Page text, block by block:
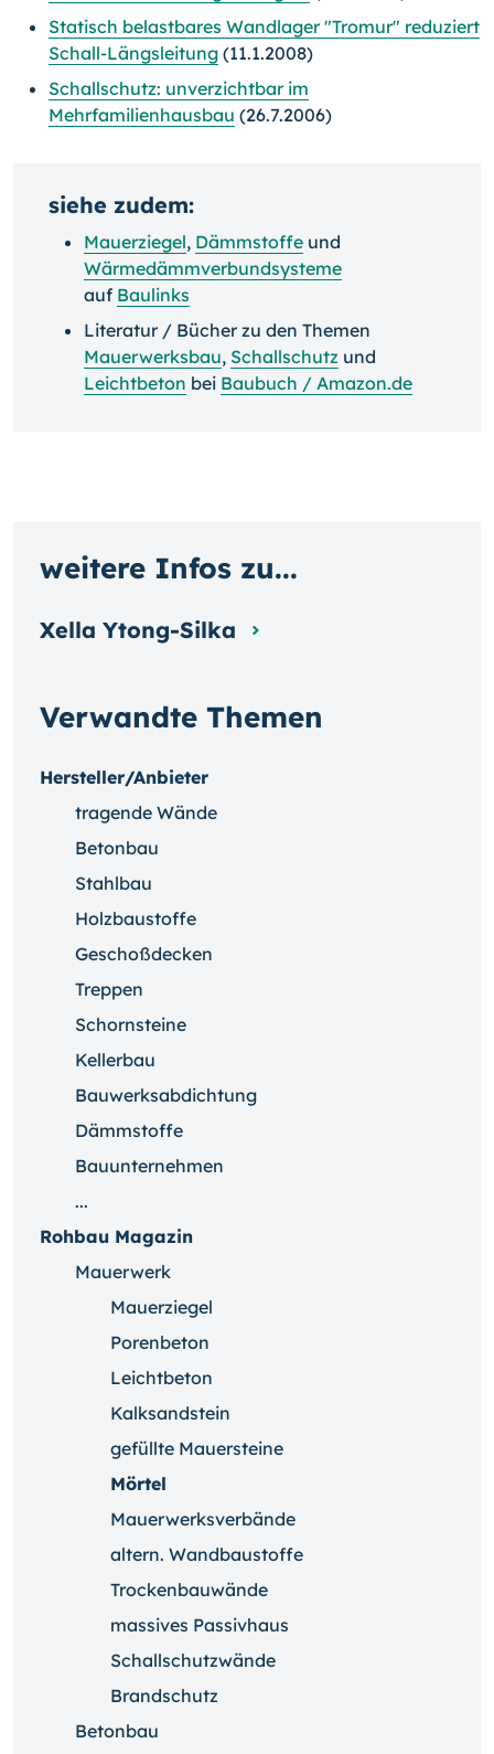
Statisch belastbares Wandlager "Tromur" reduziert
Schall-Längsleitung (11.1.2008)
Schallschutz: unverzichtbar im
Mehrfamilienhausbau (26.7.2006)
siehe zudem:
Mauerziegel, Dämmstoffe und
Wärmedämmverbundsysteme
auf Baulinks
Literatur / Bücher zu den Themen
Mauerwerksbau, Schallschutz und
Leichtbeton bei Baubuch / Amazon.de
Verwandte Themen
Hersteller/Anbieter
tragende Wände
Betonbau
Stahlbau
Holzbaustoffe
Geschoßdecken
Treppen
Schornsteine
Kellerbau
Bauwerksabdichtung
Dämmstoffe
Bauunternehmen
...
Rohbau Magazin
Mauerwerk
Mauerziegel
Porenbeton
Leichtbeton
Kalksandstein
gefüllte Mauersteine
Mörtel
Mauerwerksverbände
altern. Wandbaustoffe
Trockenbauwände
massives Passivhaus
Schallschutzwände
Brandschutz
Betonbau
weitere Infos zu...
Xella Ytong-Silka